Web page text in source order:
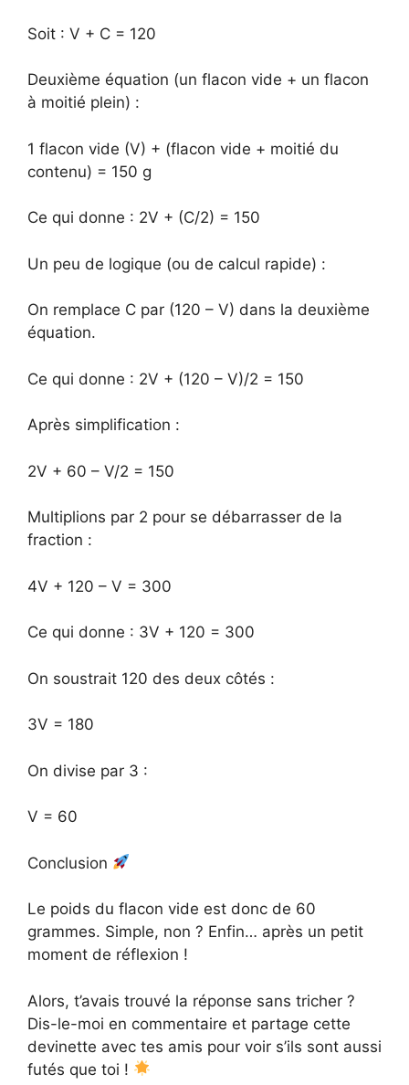
Soit : V + C = 120
Deuxième équation (un flacon vide + un flacon
à moitié plein) :
1 flacon vide (V) + (flacon vide + moitié du
contenu) = 150 g
Ce qui donne : 2V + (C/2) = 150
Un peu de logique (ou de calcul rapide) :
On remplace C par (120 – V) dans la deuxième
équation.
Ce qui donne : 2V + (120 – V)/2 = 150
Après simplification :
2V + 60 – V/2 = 150
Multiplions par 2 pour se débarrasser de la
fraction :
4V + 120 – V = 300
Ce qui donne : 3V + 120 = 300
On soustrait 120 des deux côtés :
3V = 180
On divise par 3 :
V = 60
Conclusion
Le poids du flacon vide est donc de 60
grammes. Simple, non ? Enfin… après un petit
moment de réflexion !
Alors, t’avais trouvé la réponse sans tricher ?
Dis-le-moi en commentaire et partage cette
devinette avec tes amis pour voir s’ils sont aussi
futés que toi !